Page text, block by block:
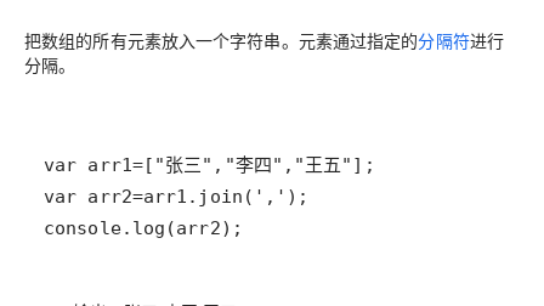
把数组的所有元素放入一个字符串。元素通过指定的分隔符进行
分隔。
console.log(arr2);